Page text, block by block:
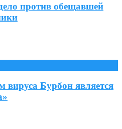
против обещавшей
вируса Бурбон является